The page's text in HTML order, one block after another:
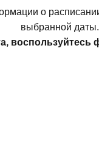
о
выбранной даты.
воспользуйтесь